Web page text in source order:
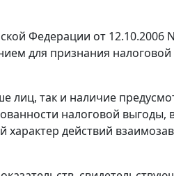
Федерации от 12.10.2006
для признания
лиц, так и наличие
налоговой выгоды,
характер действий